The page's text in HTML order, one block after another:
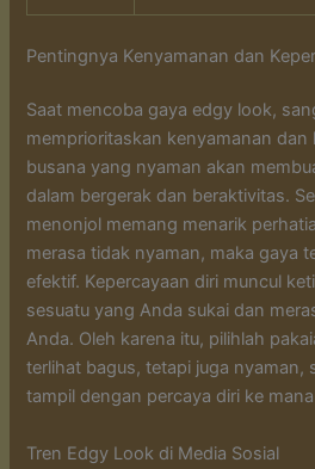
Pentingnya Kenyamanan dan
Saat mencoba gaya edgy look,
memprioritaskan kenyamanan dan
busana yang nyaman akan
dalam bergerak dan beraktivitas.
menonjol memang menarik
merasa tidak nyaman, maka gaya
efektif. Kepercayaan diri muncul
sesuatu yang Anda sukai dan
Anda. Oleh karena itu, pilihlah
terlihat bagus, tetapi juga nyaman,
tampil dengan percaya diri ke
Tren Edgy Look di Media Sosial